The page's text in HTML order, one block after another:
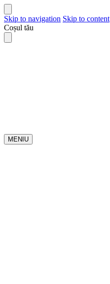
Skip to navigation Skip to content
Coșul tău
MENIU